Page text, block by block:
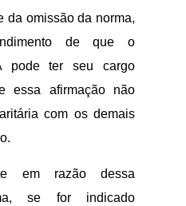
da omissão da norma,
de que o
pode ter seu cargo
essa afirmação não
com os demais
em razão dessa
se for indicado